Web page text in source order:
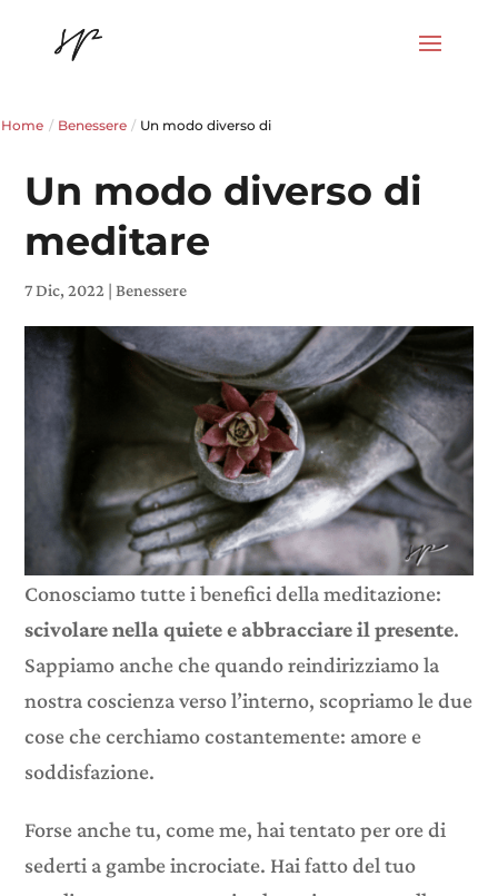
Home / Benessere / Un modo diverso di
Un modo diverso di
meditare
7 Dic, 2022 |Benessere
Conosciamo tutte i benefici della meditazione:
scivolare nella quiete e abbracciare il presente.
Sappiamo anche che quando reindirizziamo la
nostra coscienza verso l’interno, scopriamo le due
cose che cerchiamo costantemente: amore e
soddisfazione.
Forse anche tu, come me, hai tentato per ore di
sederti a gambe incrociate. Hai fatto del tuo